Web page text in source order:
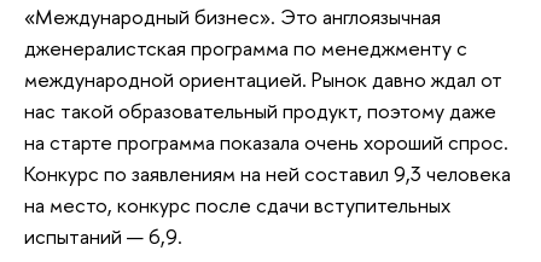
«Международный бизнес». Это англоязычная
дженералистская программа по менеджменту с
международной ориентацией. Рынок давно ждал от
нас такой образовательный продукт, поэтому даже
на старте программа показала очень хороший спрос.
Конкурс по заявлениям на ней составил 9,3 человека
на место, конкурс после сдачи вступительных
испытаний — 6,9.